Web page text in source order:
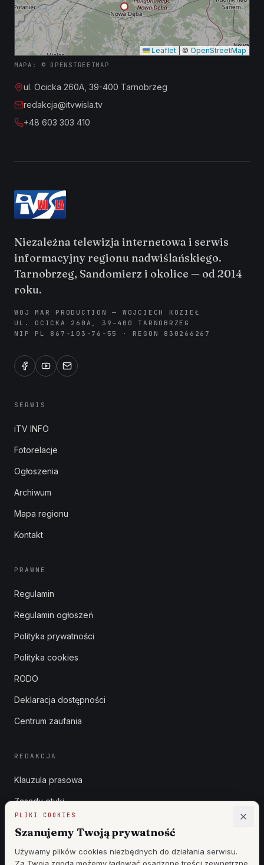
PLIKI COOKIES
Szanujemy Twoją prywatność
Używamy plików cookies niezbędnych do działania serwisu.
Leaflet © OpenStreetMap
MAPA: © OPENSTREETMAP
ul. Ocicka 260A, 39-400 Tarnobrzeg
redakcja@itvwisla.tv
+48 603 303 410
Niezależna telewizja internetowa i serwis
informacyjny regionu nadwiślańskiego.
Tarnobrzeg, Sandomierz i okolice — od 2014
roku.
WOJ MAR PRODUCTION — WOJCIECH KOZIEŁ
UL. OCICKA 260A, 39-400 TARNOBRZEG
NIP PL 867-103-76-55 · REGON 830266267
SERWIS
iTV INFO
Fotorelacje
Ogłoszenia
Archiwum
Mapa regionu
Kontakt
PRAWNE
Regulamin
Regulamin ogłoszeń
Polityka prywatności
Polityka cookies
RODO
Deklaracja dostępności
Centrum zaufania
REDAKCJA
Klauzula prasowa
Zasady etyki